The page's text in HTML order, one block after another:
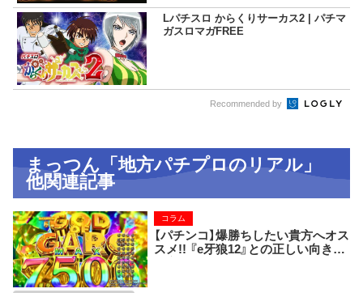
Lパチスロ からくりサーカス2 | パチマ
ガスロマガFREE
Recommended by
まっつん「地方パチプロのリアル」
他関連記事
【パチンコ】爆勝ちしたい貴方へオス
スメ!! 『e牙狼12』との正しい向き合
コラム